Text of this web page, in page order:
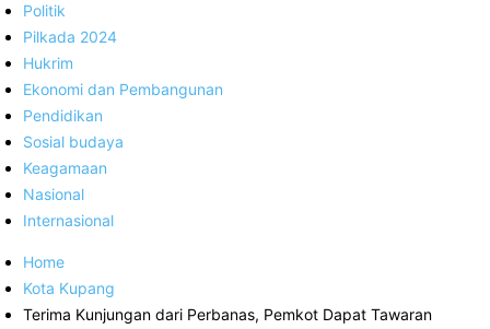
Politik
Pilkada 2024
Hukrim
Ekonomi dan Pembangunan
Pendidikan
Sosial budaya
Keagamaan
Nasional
Internasional
Home
Kota Kupang
Terima Kunjungan dari Perbanas, Pemkot Dapat Tawaran